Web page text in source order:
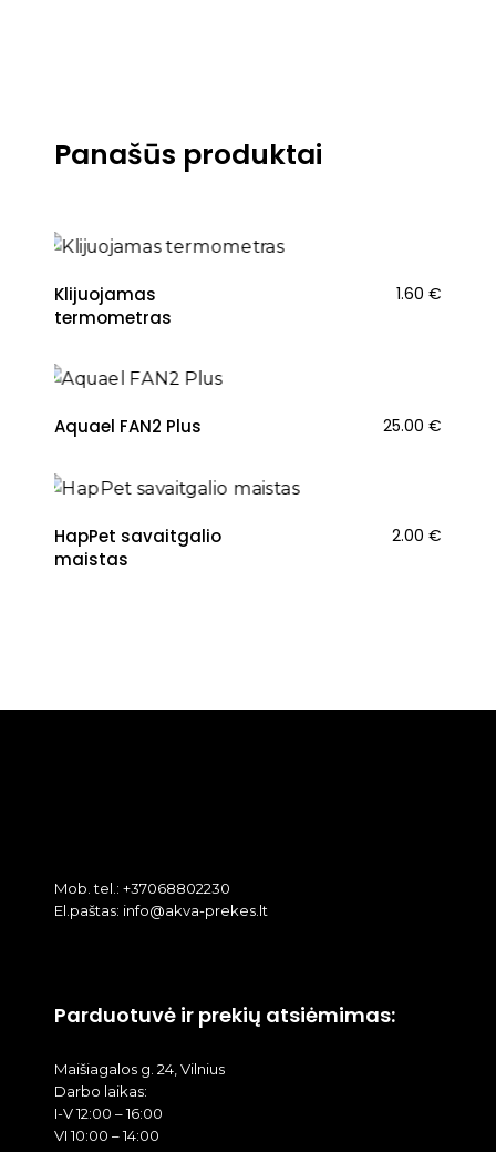
Panašūs produktai
Klijuojamas
termometras
1.60 €
Aquael FAN2 Plus 25.00 €
HapPet savaitgalio
maistas
2.00 €
Mob. tel.: +37068802230
El.paštas: info@akva-prekes.lt
Parduotuvė ir prekių atsiėmimas:
Maišiagalos g. 24, Vilnius
Darbo laikas:
I-V 12:00 – 16:00
VI 10:00 – 14:00